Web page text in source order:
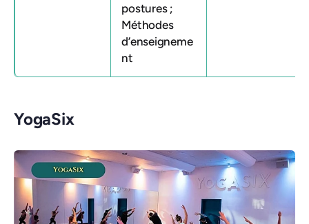
postures ;
Méthodes
d’enseigneme
nt
YogaSix